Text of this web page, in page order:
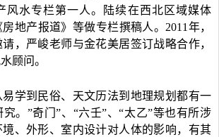
风水专栏第一人。陆续在西北区域媒体
房地产报道》等做专栏撰稿人。2011年，
，严峻老师与金花美居签订战略合作，
顾问。
学到民俗、天文历法到地理规划都有一
。”奇门”、“六壬”、“太乙”等也有所涉
、外形、室内设计对人体的影响，有其